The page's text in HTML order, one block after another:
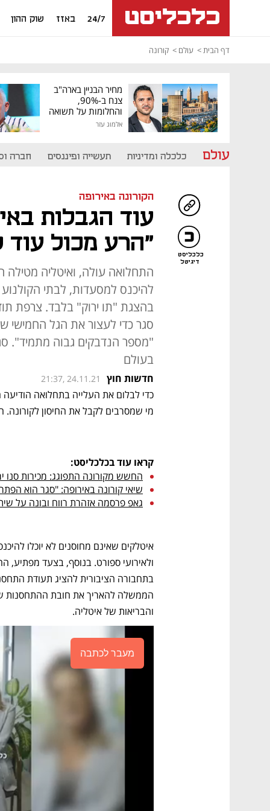
24/7 באזז שוק ההון
דף הבית עולם קורונה
מחיר הבניין בארה"ב
צנח ב-90%,
והחלומות על תשואה
גבוהה התנפצו
אלמוג עזר
עולם כלכלה ומדיניות תעשייה ופיננסים חברה
כלכליסט
דיגיטל
הקורונה באירופה
עוד הגבלות
"הרע מכול עוד
התחלואה עולה, ואיטליה מטילה
להיכנס למסעדות, לבתי
בהצגת "תו ירוק" בלבד. צרפת
סגר כדי לעצור את הגל החמישי
"מספר הנדבקים גבוה מתמיד".
בעולם
חדשות חוץ 21:37, 24.11.21
מי שמסרבים לקבל את החיסון לקורונה.
קראו עוד בכלכליסט:
החשש מקורונה התפוגג: מכירות סנו ירדו ב-2% ל-468
שיאי קורונה באירופה: "סגר הוא
גאפ פרסמה אזהרת רווח ובונה על
והבריאות של איטליה.
מעבר לכתבה